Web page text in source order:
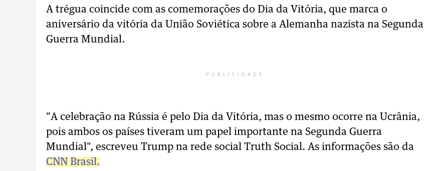
A trégua coincide com as comemorações do Dia da Vitória, que marca o
aniversário da vitória da União Soviética sobre a Alemanha nazista na Segunda
Guerra Mundial.
PUBLICIDADE
"A celebração na Rússia é pelo Dia da Vitória, mas o mesmo ocorre na Ucrânia,
pois ambos os países tiveram um papel importante na Segunda Guerra
Mundial", escreveu Trump na rede social Truth Social. As informações são da
CNN Brasil.